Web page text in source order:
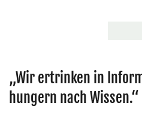
„Wir ertrinken in
hungern nach